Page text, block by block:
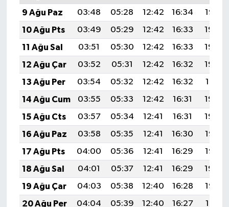
9 Ağu Paz
03:48 05:28 12:42 16:34
19:47
10 Ağu Pts
03:49 05:29 12:42 16:33
19:45
11 Ağu Sal
03:51 05:30 12:42 16:33
19:44
12 Ağu Çar
03:52 05:31 12:42 16:32
19:43
13 Ağu Per
03:54 05:32 12:42 16:32
19:41
14 Ağu Cum
03:55 05:33 12:42 16:31
19:40
15 Ağu Cts
03:57 05:34 12:41 16:31
19:39
16 Ağu Paz
03:58 05:35 12:41 16:30
19:37
17 Ağu Pts
04:00 05:36 12:41 16:29
19:36
18 Ağu Sal
04:01 05:37 12:41 16:29
19:34
19 Ağu Çar
04:03 05:38 12:40 16:28
19:33
20 Ağu Per
04:04 05:39 12:40 16:27
19:31
Türkiye
Video Galeri
Yaşam